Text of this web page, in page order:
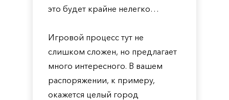
это будет крайне нелегко…
Игровой процесс тут не
слишком сложен, но предлагает
много интересного. В вашем
распоряжении, к примеру,
окажется целый город